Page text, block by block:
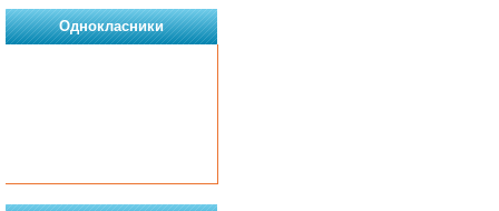
Однокласники